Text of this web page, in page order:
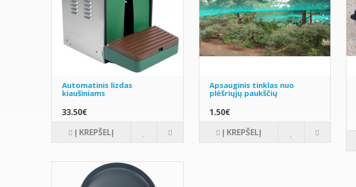
Automatinis lizdas
kiaušiniams
33.50€
Į KREPŠELĮ
Apsauginis tinklas nuo
plėšriųjų paukščių
1.50€
Į KREPŠELĮ